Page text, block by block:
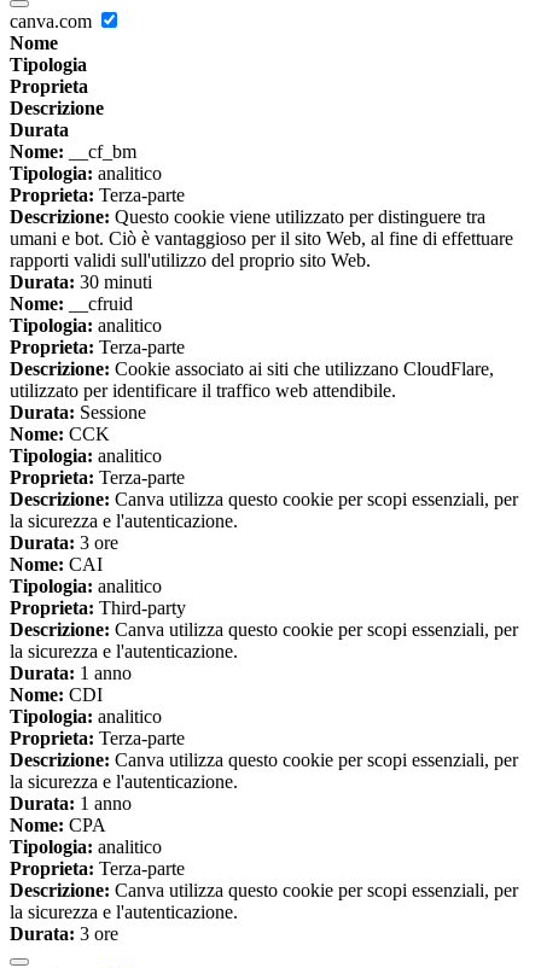
canva.com
Nome
Tipologia
Proprieta
Descrizione
Durata
Nome: __cf_bm
Tipologia: analitico
Proprieta: Terza-parte
Descrizione: Questo cookie viene utilizzato per distinguere tra
umani e bot. Ciò è vantaggioso per il sito Web, al fine di effettuare
rapporti validi sull'utilizzo del proprio sito Web.
Durata: 30 minuti
Nome: __cfruid
Tipologia: analitico
Proprieta: Terza-parte
Descrizione: Cookie associato ai siti che utilizzano CloudFlare,
utilizzato per identificare il traffico web attendibile.
Durata: Sessione
Nome: CCK
Tipologia: analitico
Proprieta: Terza-parte
Descrizione: Canva utilizza questo cookie per scopi essenziali, per
la sicurezza e l'autenticazione.
Durata: 3 ore
Nome: CAI
Tipologia: analitico
Proprieta: Third-party
Descrizione: Canva utilizza questo cookie per scopi essenziali, per
la sicurezza e l'autenticazione.
Durata: 1 anno
Nome: CDI
Tipologia: analitico
Proprieta: Terza-parte
Descrizione: Canva utilizza questo cookie per scopi essenziali, per
la sicurezza e l'autenticazione.
Durata: 1 anno
Nome: CPA
Tipologia: analitico
Proprieta: Terza-parte
Descrizione: Canva utilizza questo cookie per scopi essenziali, per
la sicurezza e l'autenticazione.
Durata: 3 ore